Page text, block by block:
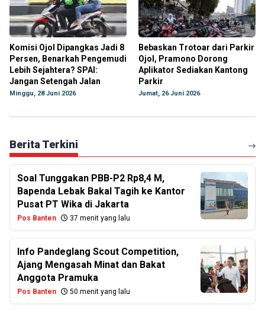
Komisi Ojol Dipangkas Jadi 8
Persen, Benarkah Pengemudi
Lebih Sejahtera? SPAI:
Jangan Setengah Jalan
Minggu, 28 Juni 2026
Bebaskan Trotoar dari Parkir
Ojol, Pramono Dorong
Aplikator Sediakan Kantong
Parkir
Jumat, 26 Juni 2026
Berita Terkini
Soal Tunggakan PBB-P2 Rp8,4 M,
Bapenda Lebak Bakal Tagih ke Kantor
Pusat PT Wika di Jakarta
Pos Banten 37 menit yang lalu
Info Pandeglang Scout Competition,
Ajang Mengasah Minat dan Bakat
Anggota Pramuka
Pos Banten 50 menit yang lalu